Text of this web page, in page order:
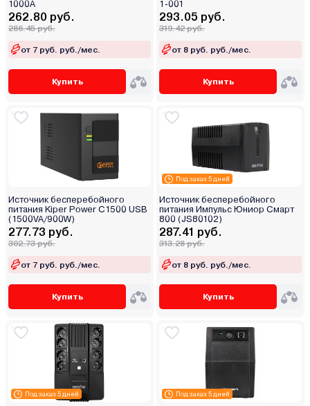
1000A
262.80 руб.
286.45 руб.
от 7 руб. руб./мес.
Купить
1-001
293.05 руб.
319.42 руб.
от 8 руб. руб./мес.
Купить
Источник бесперебойного
питания Kiper Power C1500 USB
(1500VA/900W)
277.73 руб.
302.73 руб.
от 7 руб. руб./мес.
Купить
Под заказ 5 дней
Источник бесперебойного
питания Импульс Юниор Смарт
800 (JS80102)
287.41 руб.
313.28 руб.
от 8 руб. руб./мес.
Купить
Под заказ 5 дней Под заказ 5 дней